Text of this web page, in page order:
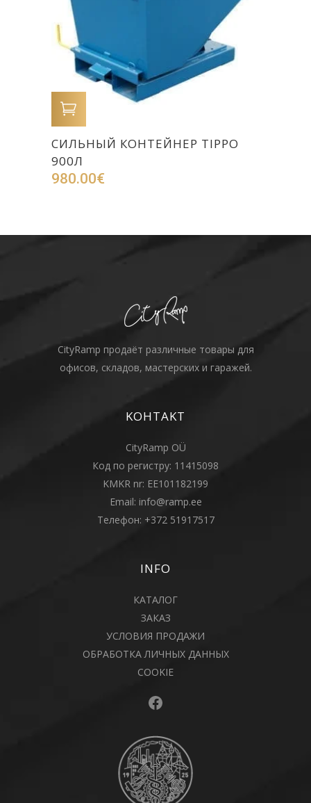
CИЛЬНЫЙ КОНТЕЙНЕР TIPPO
900Л
980.00€
CityRamp продаёт различные товары для
офисов, складов, мастерских и гаражей.
KOHTAKT
CityRamp OÜ
Код по регистру: 11415098
KMKR nr: EE101182199
Email: info@ramp.ee
Телефон: +372 51917517
INFO
КАТАЛОГ
ЗАКАЗ
УСЛОВИЯ ПРОДАЖИ
ОБРАБОТКА ЛИЧНЫХ ДАННЫХ
COOKIE
Facebook